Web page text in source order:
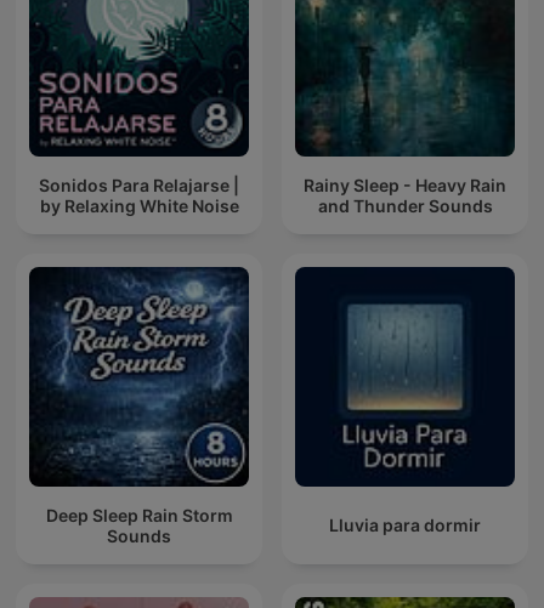
Sonidos Para Relajarse |
by Relaxing White Noise
Rainy Sleep - Heavy Rain
and Thunder Sounds
Deep Sleep Rain Storm
Sounds
Lluvia para dormir